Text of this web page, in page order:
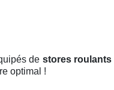
de stores roulants
optimal !